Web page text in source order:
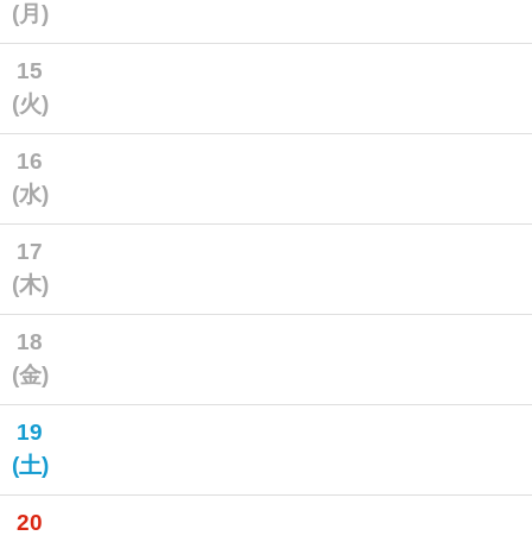
(月)
15
(火)
16
(水)
17
(木)
18
(金)
19
(土)
20